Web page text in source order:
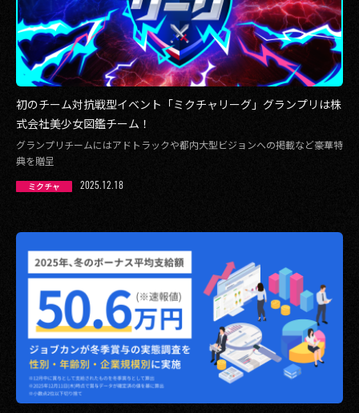
初のチーム対抗戦型イベント「ミクチャリーグ」グランプリは株
式会社美少女図鑑チーム！
グランプリチームにはアドトラックや都内大型ビジョンへの掲載など豪華特
典を贈呈
ミクチャ 2025.12.18